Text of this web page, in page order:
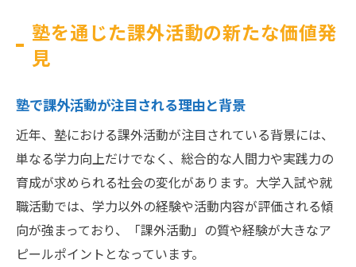
課外活動とは何か塾生が知るべき基礎
塾における課外活動の定義と特徴
塾生が知るべき課外活動の種類と役割
課外活動は高校生の学びにどう関わるか
塾生向け課外活動の効果的な活用方法
高校生におすすめ塾での課外活動例
塾で体験できるおすすめ課外活動例特集
文系高校生にも適した課外活動プログラム
ボランティアやコンテスト参加の魅力
塾を通じた課外活動の新たな価値発
見
塾で課外活動が注目される理由と背景
近年、塾における課外活動が注目されている背景には、
単なる学力向上だけでなく、総合的な人間力や実践力の
育成が求められる社会の変化があります。大学入試や就
職活動では、学力以外の経験や活動内容が評価される傾
向が強まっており、「課外活動」の質や経験が大きなア
ピールポイントとなっています。